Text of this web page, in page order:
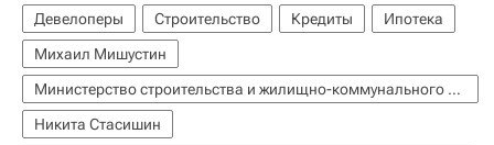
Девелоперы Строительство Кредиты
Ипотека
Михаил Мишустин
Министерство строительства и жилищно-коммунального хозяйства РФ (Минстрой России)
Никита Стасишин